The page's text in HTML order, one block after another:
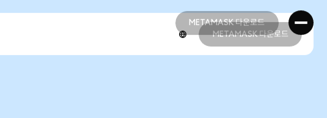
METAMASK 다운로드
METAMASK 다운로드
METAMASK 다운로드